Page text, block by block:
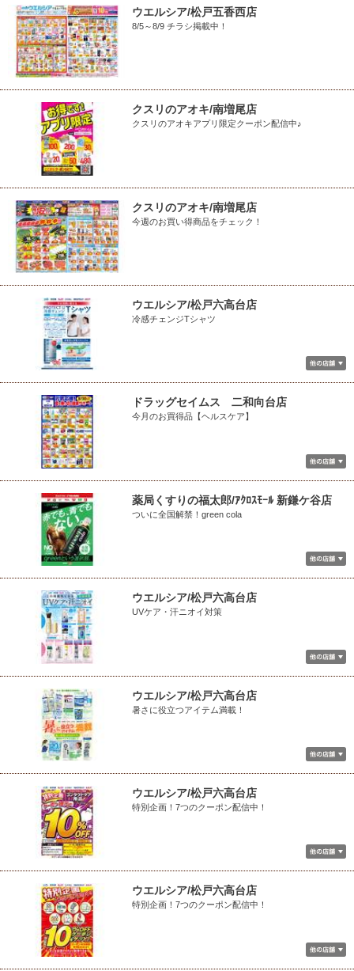
ウエルシア/松戸五香西店
8/5～8/9 チラシ掲載中！
クスリのアオキ/南増尾店
クスリのアオキアプリ限定クーポン配信中♪
クスリのアオキ/南増尾店
今週のお買い得商品をチェック！
ウエルシア/松戸六高台店
冷感チェンジTシャツ
ドラッグセイムス 二和向台店
今月のお買得品【ヘルスケア】
薬局くすりの福太郎/ｱｸﾛｽﾓｰﾙ 新鎌ケ谷店
ついに全国解禁！green cola
ウエルシア/松戸六高台店
UVケア・汗ニオイ対策
ウエルシア/松戸六高台店
暑さに役立つアイテム満載！
ウエルシア/松戸六高台店
特別企画！7つのクーポン配信中！
ウエルシア/松戸六高台店
特別企画！7つのクーポン配信中！